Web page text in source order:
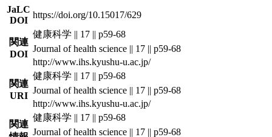
JaLC
DOI
https://doi.org/10.15017/629
関連
DOI
健康科学 || 17 || p59-68
Journal of health science || 17 || p59-68
http://www.ihs.kyushu-u.ac.jp/
関連
URI
健康科学 || 17 || p59-68
Journal of health science || 17 || p59-68
http://www.ihs.kyushu-u.ac.jp/
関連
健康科学 || 17 || p59-68
Journal of health science || 17 || p59-68